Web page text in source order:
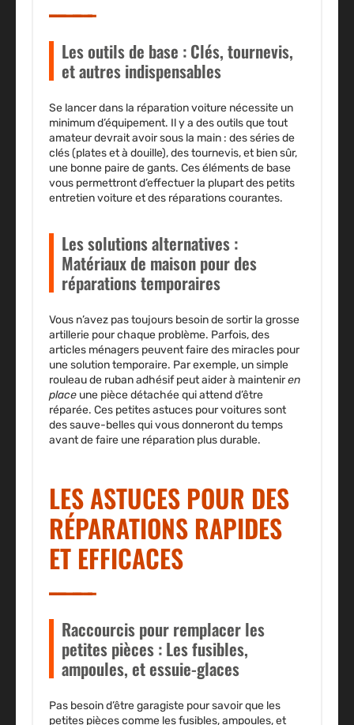
Les outils de base : Clés, tournevis,
et autres indispensables
Se lancer dans la réparation voiture nécessite un
minimum d’équipement. Il y a des outils que tout
amateur devrait avoir sous la main : des séries de
clés (plates et à douille), destournevis, et bien sûr,
une bonne paire de gants. Ces éléments de base
vous permettront d’effectuer la plupart des petits
entretien voitureet des réparations courantes.
Les solutions alternatives :
Matériaux de maison pour des
réparations temporaires
Vous n’avez pas toujours besoin de sortir la grosse
artillerie pour chaque problème. Parfois, des
articles ménagers peuvent faire des miracles pour
une solution temporaire. Par exemple, un simple
rouleau de ruban adhésifpeut aider à mainteniren
place une pièce détachée qui attend d’être
réparée. Ces petites astuces pour voitures sont
des sauve-belles qui vous donneront du temps
avant de faire une réparation plus durable.
LES ASTUCES POUR DES
RÉPARATIONS RAPIDES
ET EFFICACES
Raccourcis pour remplacer les
petites pièces : Les fusibles,
ampoules, et essuie-glaces
Pas besoin d’être garagiste pour savoir que les
petites pièces comme lesfusibles,ampoules, et